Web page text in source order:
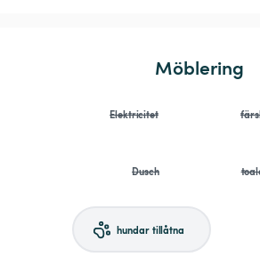
Möblering
Elektricitet
Dusch
hundar tillåtna